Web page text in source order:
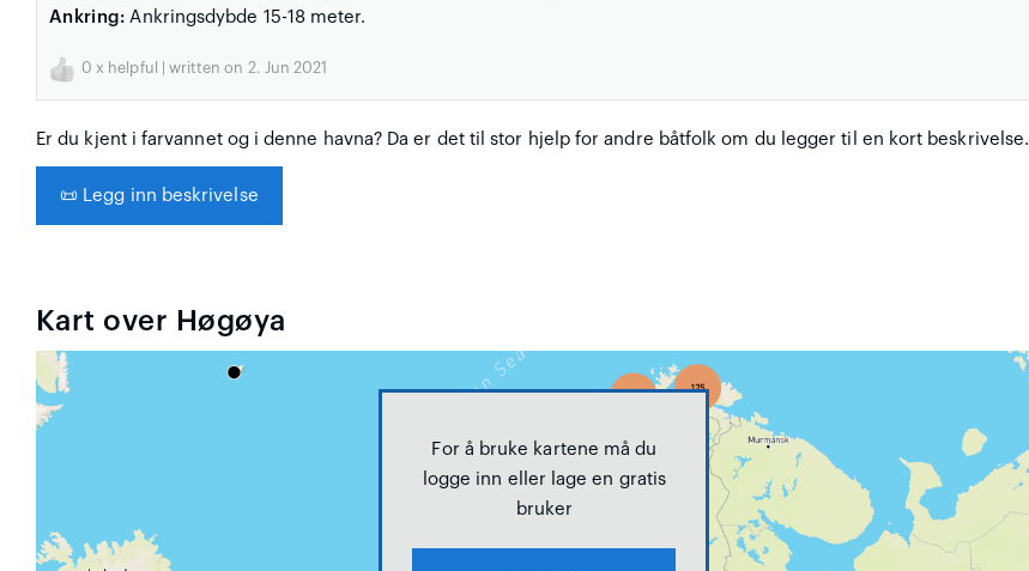
Ankring: Ankringsdybde 15-18 meter.
0 x helpful | written on 2. Jun 2021
Er du kjent i farvannet og i denne havna? Da er det til stor hjelp for andre båtfolk om du legger til en kort beskrivelse.
📜 Legg inn beskrivelse
Kart over Høgøya
For å bruke kartene må du
logge inn eller lage en gratis
bruker